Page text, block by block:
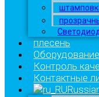
плесень
Оборудование
Контроль
Контактные